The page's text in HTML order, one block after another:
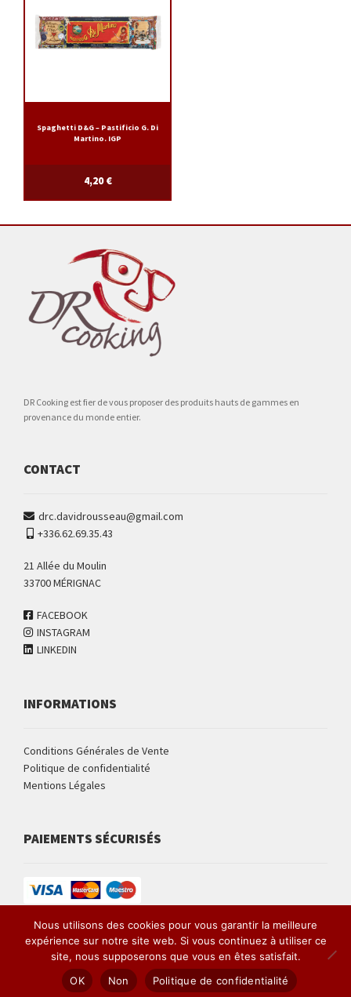
Spaghetti D&G – Pastificio G. Di
Martino. IGP
4,20€
DR Cooking est fier de vous proposer des produits hauts de gammes en
provenance du monde entier.
CONTACT
drc.davidrousseau@gmail.com
+336.62.69.35.43
21 Allée du Moulin
33700 MÉRIGNAC
FACEBOOK
INSTAGRAM
LINKEDIN
INFORMATIONS
Conditions Générales de Vente
Politique de confidentialité
Mentions Légales
PAIEMENTS SÉCURISÉS
Site développé par Armand NEBLE
Nous utilisons des cookies pour vous garantir la meilleure
expérience sur notre site web. Si vous continuez à utiliser ce
site, nous supposerons que vous en êtes satisfait.
OK
Non Politique de confidentialité